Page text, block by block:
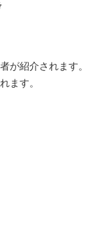
が紹介されます。
ます。